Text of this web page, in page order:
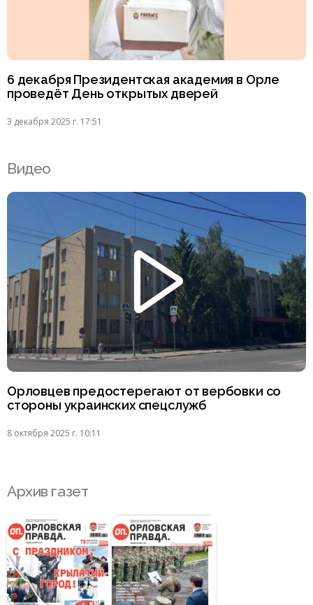
6 декабря Президентская академия в Орле
проведёт День открытых дверей
3 декабря 2025 г. 17:51
Видео
Орловцев предостерегают от вербовки со
стороны украинских спецслужб
8 октября 2025 г. 10:11
Архив газет